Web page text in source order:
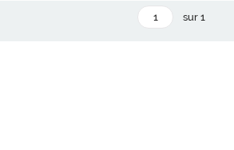
sur 1